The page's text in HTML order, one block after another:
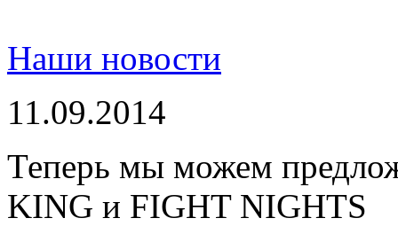
Наши новости
11.09.2014
Теперь мы можем
KING и FIGHT NIGHTS